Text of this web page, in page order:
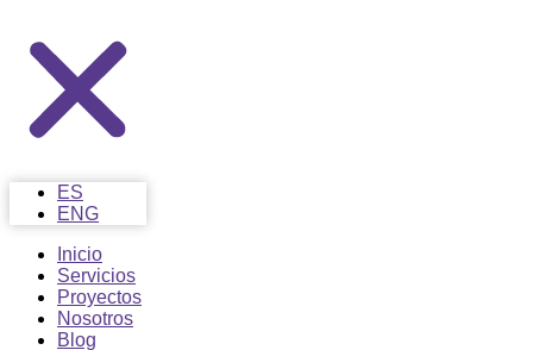
ES
ENG
Inicio
Servicios
Proyectos
Nosotros
Blog